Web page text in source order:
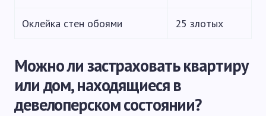
Оклейка стен обоями 25 злотых
Можно ли застраховать квартиру
или дом, находящиеся в
девелоперском состоянии?